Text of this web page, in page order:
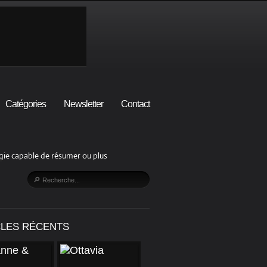
Catégories Newsletter Contact
capable de résumer ou plus
RÉCENTS